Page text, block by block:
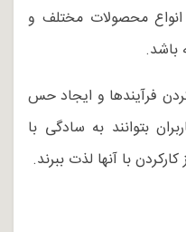
انواع محصولات مختلف و
باشد.
فرآیندها و ایجاد حس
بتوانند به سادگی با
با آنها لذت ببرند.